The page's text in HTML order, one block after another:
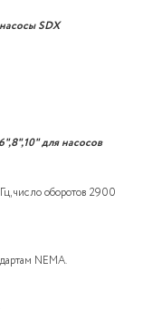
SDX
для насосов
число оборотов 2900
NEMA.